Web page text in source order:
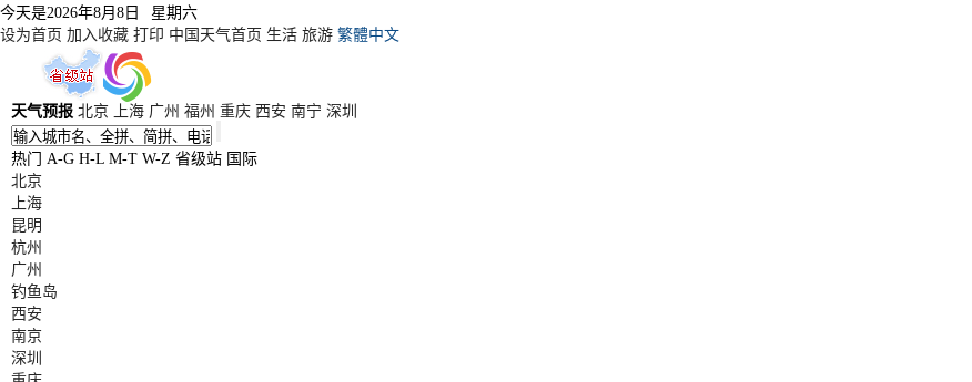
今天是2026年8月8日
星期六
设为首页 加入收藏 打印 中国天气首页 生活 旅游 繁體中文
天气预报 北京 上海 广州 福州 重庆 西安 南宁 深圳
热门 A-G H-L M-T W-Z 省级站 国际
北京
上海
昆明
杭州
广州
钓鱼岛
西安
南京
深圳